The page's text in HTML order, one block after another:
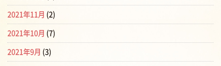
2021年11月 (2)
2021年10月 (7)
2021年9月 (3)